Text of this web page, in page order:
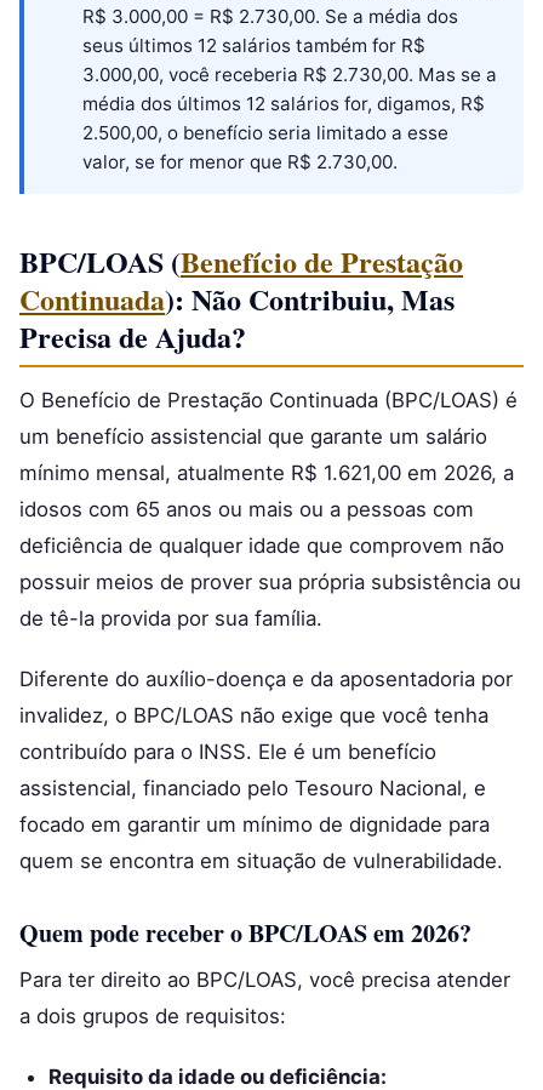
R$ 3.000,00 = R$ 2.730,00. Se a média dos
seus últimos 12 salários também for R$
3.000,00, você receberia R$ 2.730,00. Mas se a
média dos últimos 12 salários for, digamos, R$
2.500,00, o benefício seria limitado a esse
valor, se for menor que R$ 2.730,00.
BPC/LOAS (Benefício de Prestação
Continuada): Não Contribuiu, Mas
Precisa de Ajuda?
O Benefício de Prestação Continuada (BPC/LOAS) é
um benefício assistencial que garante um salário
mínimo mensal, atualmente R$ 1.621,00 em 2026, a
idosos com 65 anos ou mais ou a pessoas com
deficiência de qualquer idade que comprovem não
possuir meios de prover sua própria subsistência ou
de tê-la provida por sua família.
Diferente do auxílio-doença e da aposentadoria por
invalidez, o BPC/LOAS não exige que você tenha
contribuído para o INSS. Ele é um benefício
assistencial, financiado pelo Tesouro Nacional, e
focado em garantir um mínimo de dignidade para
quem se encontra em situação de vulnerabilidade.
Quem pode receber o BPC/LOAS em 2026?
Para ter direito ao BPC/LOAS, você precisa atender
a dois grupos de requisitos:
Requisito da idade ou deficiência: